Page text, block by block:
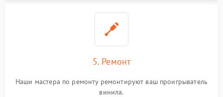
5. Ремонт
Наши мастера по ремонту ремонтируют ваш проигрыватель
винила.